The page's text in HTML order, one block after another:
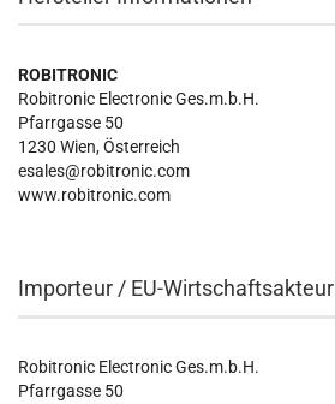
ROBITRONIC
Robitronic Electronic Ges.m.b.H.
Pfarrgasse 50
1230 Wien, Österreich
esales@robitronic.com
www.robitronic.com
Importeur / EU-Wirtschaftsakteur
Robitronic Electronic Ges.m.b.H.
Pfarrgasse 50